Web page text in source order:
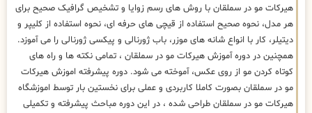
هیرکات مو در سملقان با روش های رسم زوایا و تشخیص گرافیک صحیح برای
هر مدل، نحوه صحیح استفاده از قیچی های حرفه ای، نحوه استفاده از کلیپر و
دیتیلر، کار با انواع شانه های موزر، باب ژورنالی و پیکسی ژورنالی را می آموزد.
همچنین در دوره آموزش هیرکات مو در سملقان ، تمامی نکته ها و راه های
کوتاه کردن مو از روی عکس، آموخته می شود. دوره پیشرفته اموزش هیرکات
مو در سملقان بصورت کاملا کاربردی و عملی برای نخستین بار توسط اموزشگاه
هیرکات مو در سملقان طراحی شده ، در این دوره مباحث پیشرفته و تکمیلی